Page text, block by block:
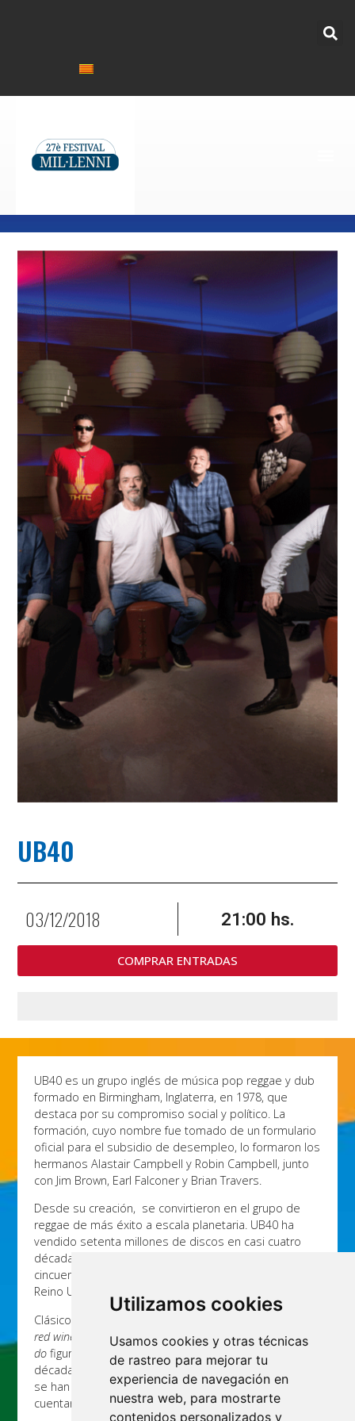
Utilizamos cookies
Usamos cookies y otras técnicas
de rastreo para mejorar tu
experiencia de navegación en
nuestra web, para mostrarte
contenidos personalizados y
UB40
03/12/2018 21:00 hs.
COMPRAR ENTRADAS
UB40 es un grupo inglés de música pop reggae y dub
formado en Birmingham, Inglaterra, en 1978, que
destaca por su compromiso social y político. La
formación, cuyo nombre fue tomado de un formulario
oficial para el subsidio de desempleo, lo formaron los
hermanos Alastair Campbell y Robin Campbell, junto
con Jim Brown, Earl Falconer y Brian Travers.
Desde su creación, se convirtieron en el grupo de
reggae de más éxito a escala planetaria. UB40 ha
vendido setenta millones de discos en casi cuatro
décadas de trayectoria y ha colocado una
cincuentena de canciones en las listas de éxitos del
Reino Unido.
Clásicos como
red wine
Kingston TownoThe way you do the things you
do figuran entre los temas más populares de la
década de los 80, y las personas que, gracias a ellos,
se han familiarizado con la música de Jamaica se
cuentan en millones.